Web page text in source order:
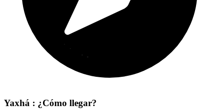
Yaxhá : ¿Cómo llegar?